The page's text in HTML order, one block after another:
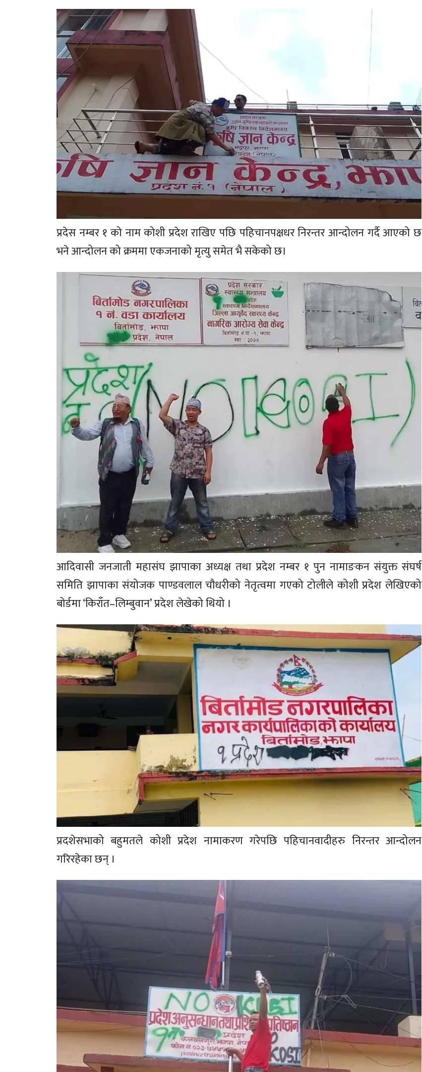
प्रदेस नम्बर १ को नाम कोशी प्रदेश राखिए पछि पहिचानपक्षधर निरन्तर आन्दोलन गर्दै आएको छ
भने आन्दोलन को क्रममा एकजनाको मृत्यु समेत भै सकेको छ।
आदिवासी जनजाती महासंघ झापाका अध्यक्ष तथा प्रदेश नम्बर १ पुन नामाङकन संयुक्त संघर्ष
समिति झापाका संयोजक पाण्डवलाल चौधरीको नेतृत्वमा गएको टोलीले कोशी प्रदेश लेखिएको
बोर्डमा ‘किराँत–लिम्बुवान’ प्रदेश लेखेको थियो ।
प्रदशेसभाको बहुमतले कोशी प्रदेश नामाकरण गरेपछि पहिचानवादीहरु निरन्तर आन्दोलन
गरिरहेका छन् ।